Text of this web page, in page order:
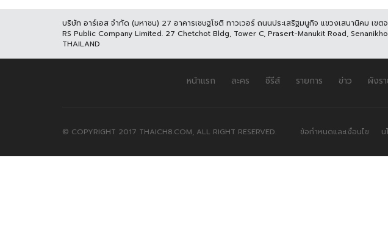
บริษัท อาร์เอส จำกัด (มหาชน) 27 อาคารเชษฐโชติ ทาวเวอร์ ถนนประเสริฐมนูกิจ แขวงเสนานิคม เข
RS Public Company Limited. 27 Chetchot Bldg, Tower C, Prasert-Manukit Road,
THAILAND
หน้าแรก ละคร ซีรีส์ รายการ ข่าว ผังร
© COPYRIGHT 2017 THAICH8.COM, ALL RIGHT RESERVED. ข้อกำหนดและเงื่อนไข น